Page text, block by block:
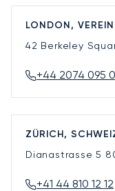
LONDON,
42 Berkeley
+44 2074 095
ZÜRICH,
Dianastrasse 5
+41 44 810 12 12